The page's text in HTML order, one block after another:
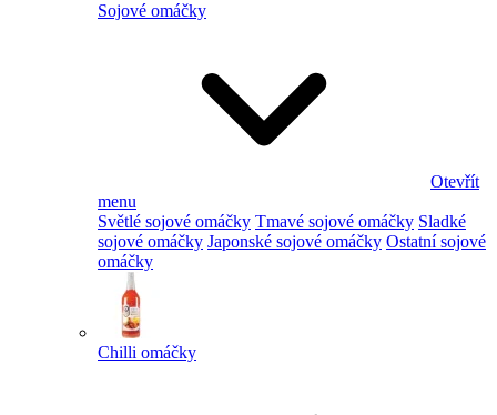
Sojové omáčky
Otevřít
menu
Světlé sojové omáčky Tmavé sojové omáčky Sladké
sojové omáčky Japonské sojové omáčky Ostatní sojové
omáčky
Chilli omáčky